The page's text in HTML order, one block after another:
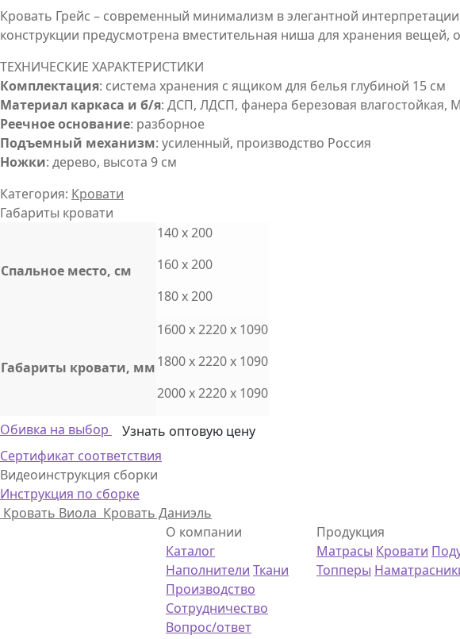
Кровать Грейс – современный минимализм в элегантной
конструкции предусмотрена вместительная ниша для хранения
ТЕХНИЧЕСКИЕ ХАРАКТЕРИСТИКИ
Комплектация: система хранения с ящиком для белья глубиной 15 см
Материал каркаса и б/я: ДСП, ЛДСП, фанера березовая влагостойкая,
Реечное основание: разборное
Подъемный механизм: усиленный, производство Россия
Ножки: дерево, высота 9 см
Категория: Кровати
Габариты кровати
Cпальное место, см
140 x 200
160 x 200
180 x 200
Габариты кровати, мм
1600 x 2220 x 1090
1800 x 2220 x 1090
2000 x 2220 x 1090
Обивка на выбор
Узнать оптовую цену
Сертификат соответствия
Видеоинструкция сборки
Инструкция по сборке
Кровать Виола Кровать Даниэль
О компании
Каталог
Наполнители Ткани
Производство
Сотрудничество
Вопрос/ответ
Продукция
Матрасы Кровати
Топперы